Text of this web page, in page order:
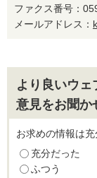
ファクス番号：
メールアドレス：
より良いウ
意見をお聞か
お求めの情報は
充分だった
ふつう